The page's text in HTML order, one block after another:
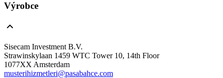
Výrobce
Sisecam Investment B.V.
Strawinskylaan 1459 WTC Tower 10, 14th Floor
1077XX Amsterdam
musterihizmetleri@pasabahce.com